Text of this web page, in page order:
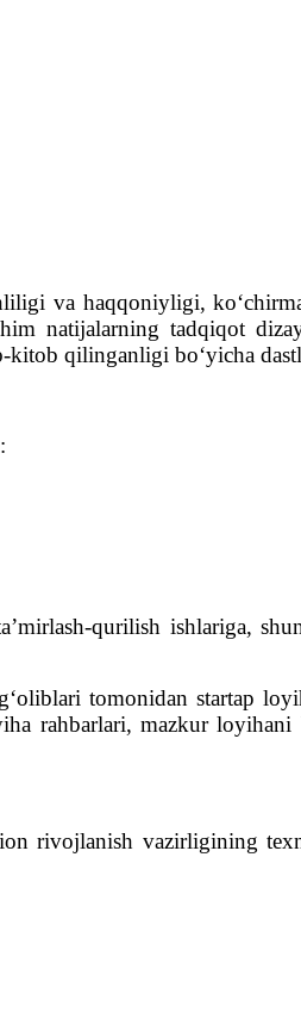
va haqqoniyligi,
natijalarning tadqiqot
qilinganligi bo‘yicha
qurilish ishlariga,
tomonidan startap
rahbarlari, mazkur
rivojlanish vazirligining